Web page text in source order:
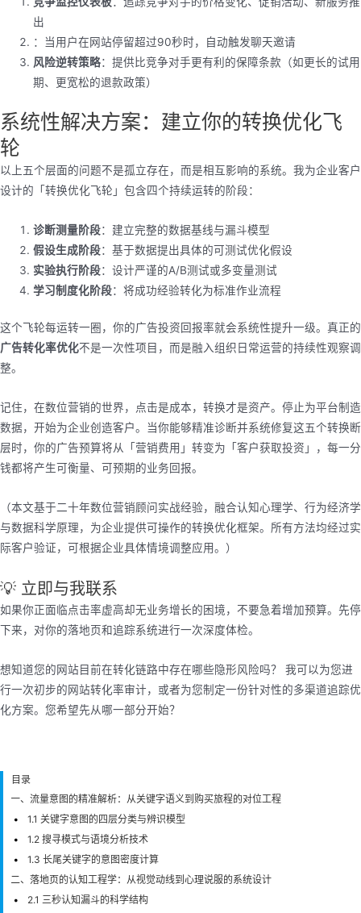
出
：当用户在网站停留超过90秒时，自动触发聊天邀请
风险逆转策略：提供比竞争对手更有利的保障条款（如更长的试用
期、更宽松的退款政策）
系统性解决方案：建立你的转换优化飞
轮
以上五个层面的问题不是孤立存在，而是相互影响的系统。我为企业客户
设计的「转换优化飞轮」包含四个持续运转的阶段：
诊断测量阶段：建立完整的数据基线与漏斗模型
假设生成阶段：基于数据提出具体的可测试优化假设
实验执行阶段：设计严谨的A/B测试或多变量测试
学习制度化阶段：将成功经验转化为标准作业流程
这个飞轮每运转一圈，你的广告投资回报率就会系统性提升一级。真正的
广告转化率优化不是一次性项目，而是融入组织日常运营的持续性观察调
整。
记住，在数位营销的世界，点击是成本，转换才是资产。停止为平台制造
数据，开始为企业创造客户。当你能够精准诊断并系统修复这五个转换断
层时，你的广告预算将从「营销费用」转变为「客户获取投资」，每一分
钱都将产生可衡量、可预期的业务回报。
（本文基于二十年数位营销顾问实战经验，融合认知心理学、行为经济学
与数据科学原理，为企业提供可操作的转换优化框架。所有方法均经过实
际客户验证，可根据企业具体情境调整应用。）
💡 立即与我联系
如果你正面临点击率虚高却无业务增长的困境，不要急着增加预算。先停
下来，对你的落地页和追踪系统进行一次深度体检。
想知道您的网站目前在转化链路中存在哪些隐形风险吗？ 我可以为您进
行一次初步的网站转化率审计，或者为您制定一份针对性的多渠道追踪优
化方案。您希望先从哪一部分开始？
目录
一、流量意图的精准解析：从关键字语义到购买旅程的对位工程
1.1 关键字意图的四层分类与辨识模型
1.2 搜寻模式与语境分析技术
1.3 长尾关键字的意图密度计算
二、落地页的认知工程学：从视觉动线到心理说服的系统设计
2.1 三秒认知漏斗的科学结构